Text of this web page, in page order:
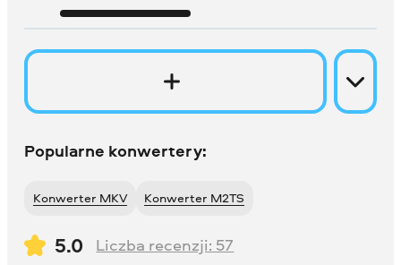
Popularne konwertery:
Konwerter MKV Konwerter M2TS
5.0 Liczba recenzji: 57